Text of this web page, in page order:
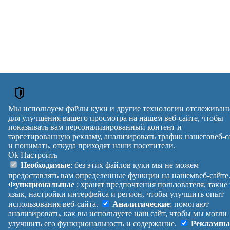
Мы используем файлы куки и другие технологии
для улучшения вашего просмотра на нашем веб-сайте, чтобы
показывать вам персонализированный контент и
таргетированную рекламу, анализировать трафик нашеговеб-
и понимать, откуда приходят наши посетители.
Ok Настроить
Необходимые: без этих файлов куки мы не можем
предоставлять вам определенные функции на нашемвеб-
Функциональные : хранят предпочтения пользователя, такие
язык, настройки интерфейса и регион, чтобы улучшить опыт
использования веб-сайта.
Аналитические: помогают
анализировать, как вы используете наш сайт, чтобы мы могли
улучшить его функциональность и содержание.